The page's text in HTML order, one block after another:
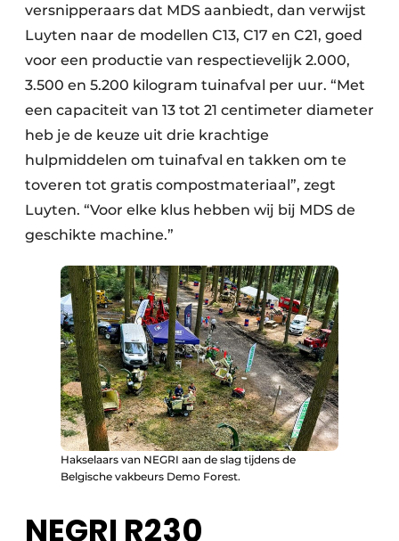
versnipperaars dat MDS aanbiedt, dan verwijst
Luyten naar de modellen C13, C17 en C21, goed
voor een productie van respectievelijk 2.000,
3.500 en 5.200 kilogram tuinafval per uur. “Met
een capaciteit van 13 tot 21 centimeter diameter
heb je de keuze uit drie krachtige
hulpmiddelen om tuinafval en takken om te
toveren tot gratis compostmateriaal”, zegt
Luyten. “Voor elke klus hebben wij bij MDS de
geschikte machine.”
Hakselaars van NEGRI aan de slag tijdens de
Belgische vakbeurs Demo Forest.
NEGRI R230